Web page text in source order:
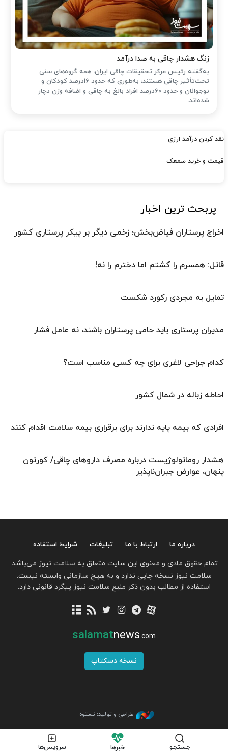
زنگ هشدار چاقی به صدا درآمد
به‌گفته رئیس مرکز تحقیقات چاقی ایران، همه گروه‌های سنی
تحت‌تأثیر چاقی هستند؛ به‌طوری که حدود 16درصد کودکان و
نوجوانان و حدود 60درصد افراد بالغ به چاقی و اضافه وزن دچار
شده‌اند.
نقد کردن درآمد ارزی
قیمت و خرید سمعک
پربحث ترین اخبار
اخراج پرستاران فیاض‌بخش؛ زخمی دیگر بر پیکر پرستاری کشور
قاتل: همسرم را کشتم اما دخترم را نه!
تمایل به مجردی رکورد شکست
مدیران پرستاری باید حامی پرستاران باشند، نه عامل فشار
کدام جراحی لاغری برای چه کسی مناسب است؟
احاطه زباله در شمال کشور
افرادی که بیمه پایه ندارند برای برقراری بیمه سلامت اقدام کنند
هشدار روماتولوژیست درباره مصرف داروهای چاقی/ کورتون
پنهان، عوارض جبران‌ناپذیر
جستجو خبرها سرویس‌ها
درباره ما ارتباط با ما تبلیغات
شرایط استفاده
تمام حقوق مادی و معنوی این سایت متعلق به سلامت نیوز می‌باشد.
سلامت نیوز نسخه چاپی ندارد و به هیچ سازمانی وابسته نیست.
استفاده از مطالب بدون ذکر منبع سلامت نیوز پیگرد قانونی دارد.
salamatnews.com
نسخه دسکتاپ
طراحی و تولید: نستوه